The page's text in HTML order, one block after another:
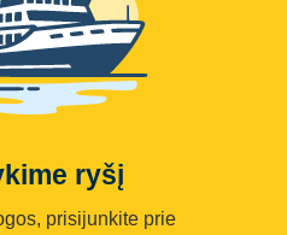
ryšį
prisijunkite prie